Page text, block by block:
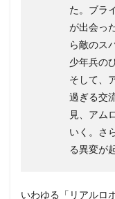
た。ブラ
が出会っ
ら敵のス
少年兵の
そして、
過ぎる交
見、アム
いく。さ
る異変が
いわゆる「リアルロ